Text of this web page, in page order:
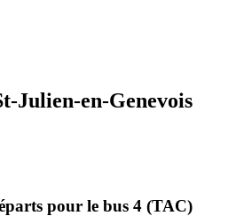
Julien-en-Genevois
pour le bus 4 (TAC)